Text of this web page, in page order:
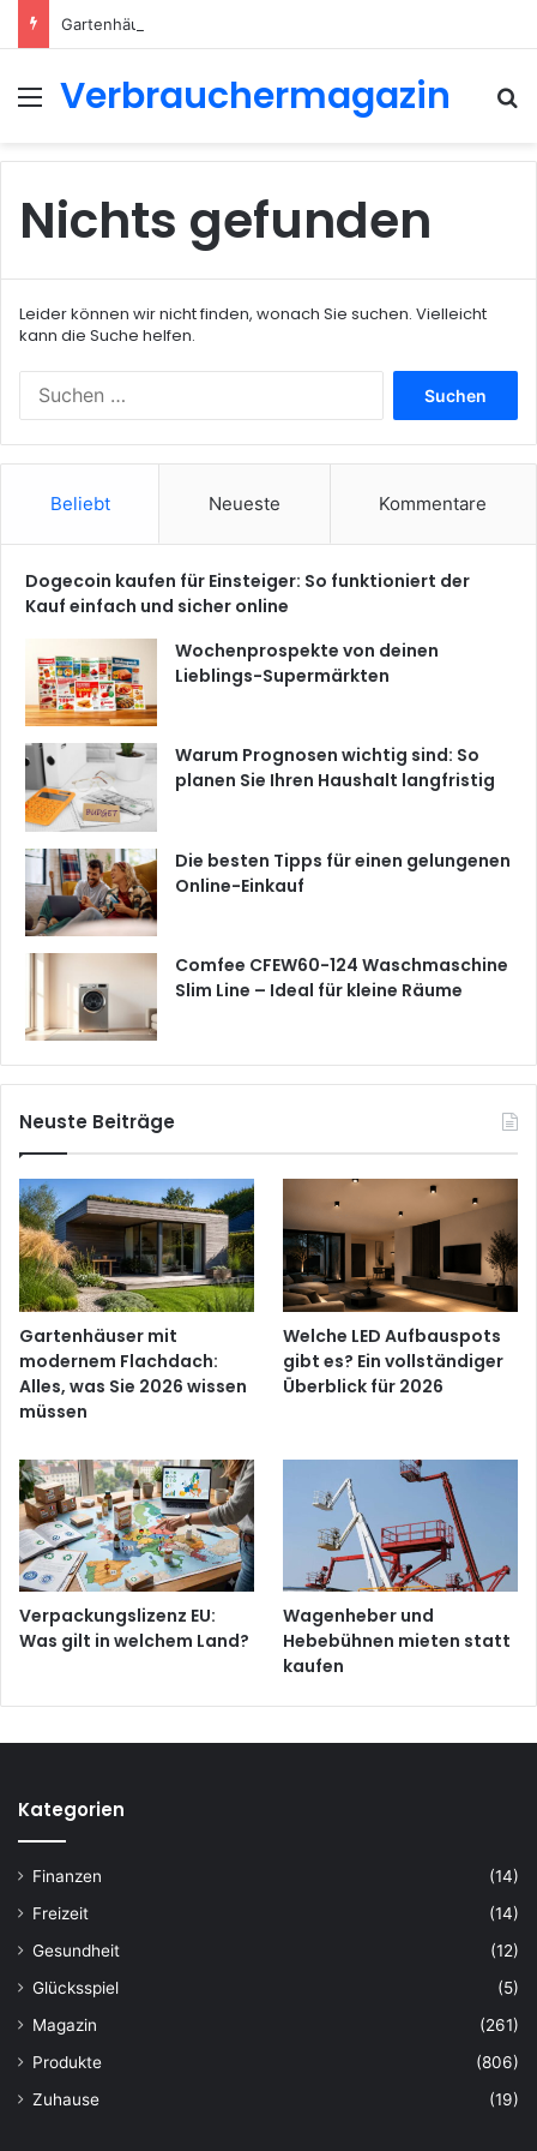
Menü
Verbrauchermagazin
Nichts gefunden
Leider können wir nicht finden, wonach Sie suchen. Vielleicht
kann die Suche helfen.
Beliebt Neueste Kommentare
Dogecoin kaufen für Einsteiger: So funktioniert der
Kauf einfach und sicher online
Wochenprospekte von deinen
Lieblings-Supermärkten
Warum Prognosen wichtig sind: So
planen Sie Ihren Haushalt langfristig
Die besten Tipps für einen gelungenen
Online-Einkauf
Comfee CFEW60-124 Waschmaschine
Slim Line – Ideal für kleine Räume
Neuste Beiträge
Gartenhäuser mit
modernem Flachdach:
Alles, was Sie 2026 wissen
müssen
Welche LED Aufbauspots
gibt es? Ein vollständiger
Überblick für 2026
Verpackungslizenz EU:
Was gilt in welchem Land?
Wagenheber und
Hebebühnen mieten statt
kaufen
Kategorien
Finanzen
(14)
Freizeit
(14)
Gesundheit
(12)
Glücksspiel
(5)
Magazin
(261)
Produkte
(806)
Zuhause
(19)